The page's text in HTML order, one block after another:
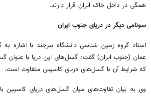
همگی در داخل خاک ایران قرار دارند.
سونامی دیگر در دریای جنوب ایران
استاد گروه زمین شناسی دانشگاه بیرجند با اشاره
عمان (جنوب ایران) گفت: گسل‌های این دریا با عنوان
که شرایط آن با گسل‌های دریای کاسپین متفاوت است.
وی به بیان تفاوت‌های میان گسل‌های دریای کاسپین